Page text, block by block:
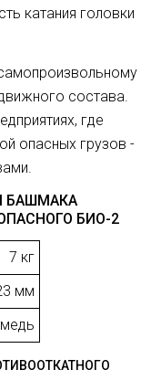
катания головки
состава.
где
опасных грузов -
БАШМАКА
БИО-2
7 кг
мм
медь